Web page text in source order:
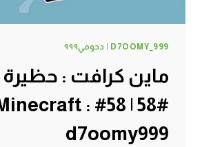
D7OOMY_999 | دحومي٩٩٩
ماين كرافت : حظيرة
| 58# Minecraft :
d7oomy999